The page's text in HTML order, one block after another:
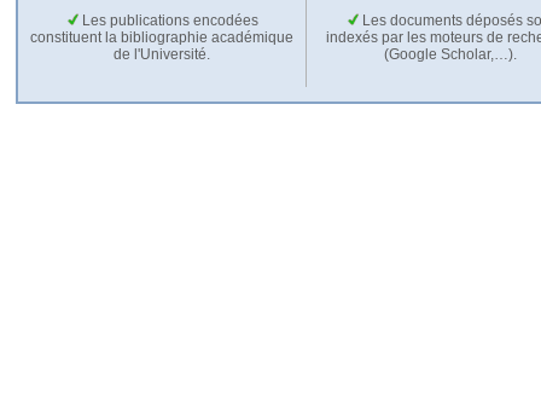
Les publications encodées
constituent la bibliographie académique
de l'Université.
Les documents déposés
indexés par les moteurs de
(Google Scholar,…).